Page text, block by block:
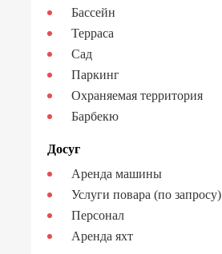
Бассейн
Терраса
Сад
Паркинг
Охраняемая территория
Барбекю
Досуг
Аренда машины
Услуги повара (по запросу)
Персонал
Аренда яхт